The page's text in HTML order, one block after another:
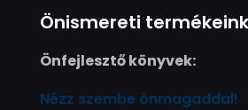
Önismereti
Önfejlesztő könyvek:
Nézz szembe önmagaddal!